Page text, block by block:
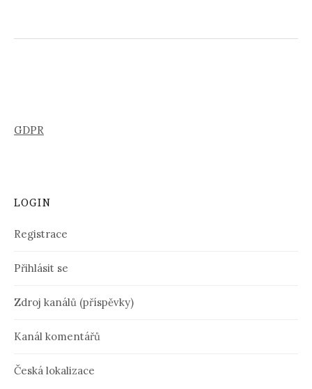
GDPR
LOGIN
Registrace
Přihlásit se
Zdroj kanálů (příspěvky)
Kanál komentářů
Česká lokalizace